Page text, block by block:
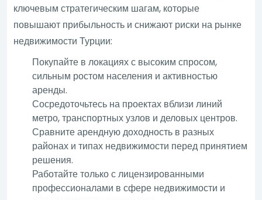
ключевым стратегическим шагам, которые
повышают прибыльность и снижают риски на рынке
недвижимости Турции:
Покупайте в локациях с высоким спросом,
сильным ростом населения и активностью
аренды.
Сосредоточьтесь на проектах вблизи линий
метро, транспортных узлов и деловых центров.
Сравните арендную доходность в разных
районах и типах недвижимости перед принятием
решения.
Работайте только с лицензированными
профессионалами в сфере недвижимости и